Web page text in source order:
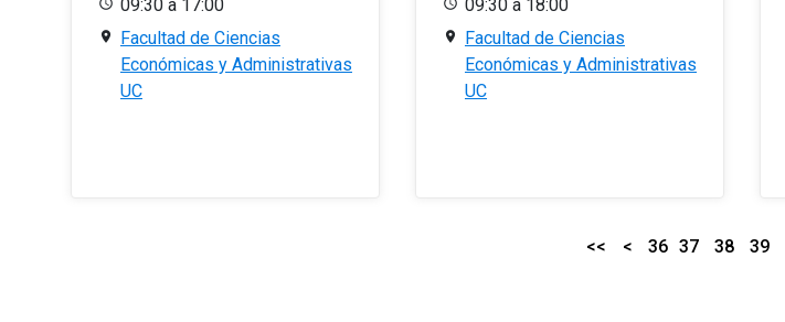
09:30 a 17:00
Facultad de Ciencias
Económicas y Administrativas
UC
09:30 a 18:00
Facultad de Ciencias
Económicas y Administrativas
UC
<< < 36 37 38 39